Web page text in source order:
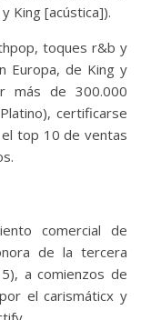
King [acústica]).
toques r&b y
Europa, de King y
más de 300.000
certificarse
el top 10 de ventas
comercial de
de la tercera
a comienzos de
el carismáticx y